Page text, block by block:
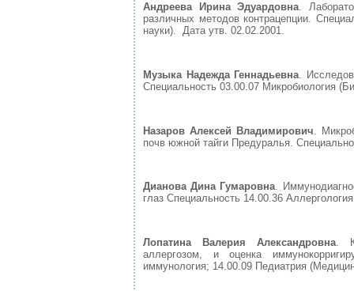
Андреева Ирина Эдуардовна.
различных методов контрацепции.
науки). Дата утв. 02.02.2001.
Музыка Надежда Геннадьевна .
Специальность 03.00.07 Микробиология
Назаров Алексей Владимирович .
почв южной тайги Предуралья.
Дианова Дина Гумаровна.
глаз Специальность 14.00.36
Лопатина Валерия Александровна.
аллергозом, и оценка
иммунология; 14.00.09 Педиатрия